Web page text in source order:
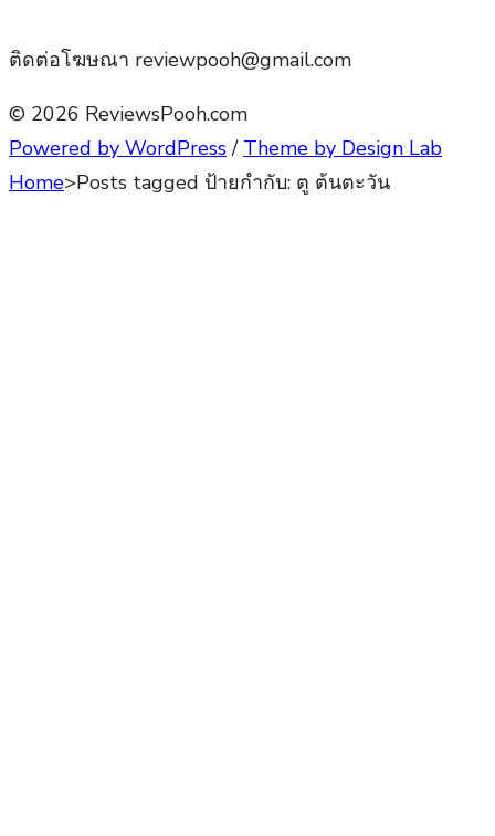
ติดต่อโฆษณา reviewpooh@gmail.com
© 2026 ReviewsPooh.com
Powered by WordPress / Theme by Design Lab
Home>Posts tagged ป้ายกำกับ: ตู ต้นตะวัน